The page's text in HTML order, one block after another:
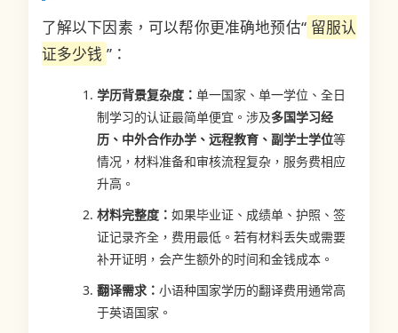
了解以下因素，可以帮你更准确地预估“ 留服认
证多少钱 ”：
学历背景复杂度： 单一国家、单一学位、全日
制学习的认证最简单便宜。涉及多国学习经
历、中外合作办学、远程教育、副学士学位等
情况，材料准备和审核流程复杂，服务费相应
升高。
材料完整度： 如果毕业证、成绩单、护照、签
证记录齐全，费用最低。若有材料丢失或需要
补开证明，会产生额外的时间和金钱成本。
翻译需求： 小语种国家学历的翻译费用通常高
于英语国家。